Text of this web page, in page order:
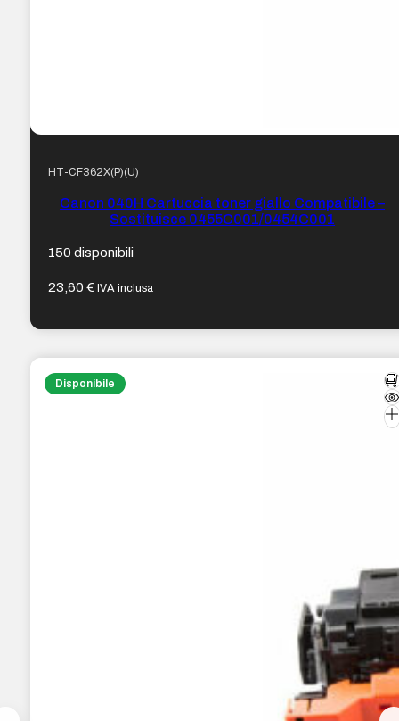
HT-CF362X(P)(U)
Canon 040H Cartuccia toner giallo Compatibile –
Sostituisce 0455C001/0454C001
150 disponibili
23,60€ IVA inclusa
Disponibile